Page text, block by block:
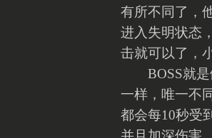
有所不同了，
进入失明状态
击就可以了，
BOSS就是
一样，唯一不
都会每10秒受